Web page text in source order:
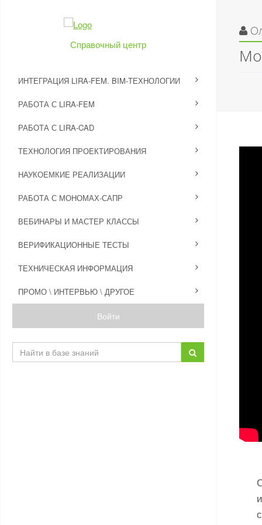
Справочный центр
ИНТЕГРАЦИЯ LIRA-FEM. BIM-ТЕХНОЛОГИИ
РАБОТА С LIRA-FEM
РАБОТА С LIRA-CAD
ТЕХНОЛОГИЯ ПРОЕКТИРОВАНИЯ
НАУКОЕМКИЕ РЕАЛИЗАЦИИ
РАБОТА С МОНОМАХ-САПР
ВЕБИНАРЫ И МАСТЕР КЛАССЫ
ВЕРИФИКАЦИОННЫЕ ТЕСТЫ
ТЕХНИЧЕСКАЯ ИНФОРМАЦИЯ
ПРОМО \ ИНТЕРВЬЮ \ ДРУГОЕ
Войти